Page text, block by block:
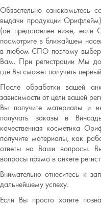
Обязательно ознакомьтесь
выдачи продукции
(он представлен ниже,
посмотрите в ближайшем
в любом СПО поэтому
Вам. При регистрации Мы
где Вы сможет получить
После обработки вашей
зависимости от цели вашей
Вы получите материалы и
получать заказы в
качественная косметика
получите материалы, как
ответы на Ваши вопросы.
вопросы прямо в анкете
Внимательно отнеситесь к
дальнейшему успеху.
Если Вы просто хотите